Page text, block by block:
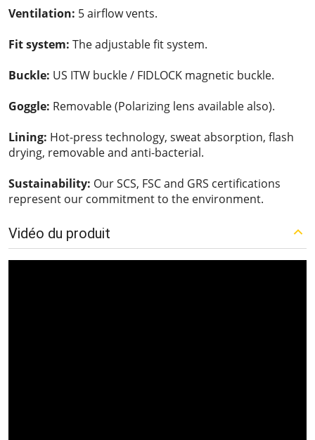
Ventilation: 5 airflow vents.
Fit system: The adjustable fit system.
Buckle: US ITW buckle / FIDLOCK magnetic buckle.
Goggle: Removable (Polarizing lens available also).
Lining: Hot-press technology, sweat absorption, flash
drying, removable and anti-bacterial.
Sustainability: Our SCS, FSC and GRS certifications
represent our commitment to the environment.
Vidéo du produit